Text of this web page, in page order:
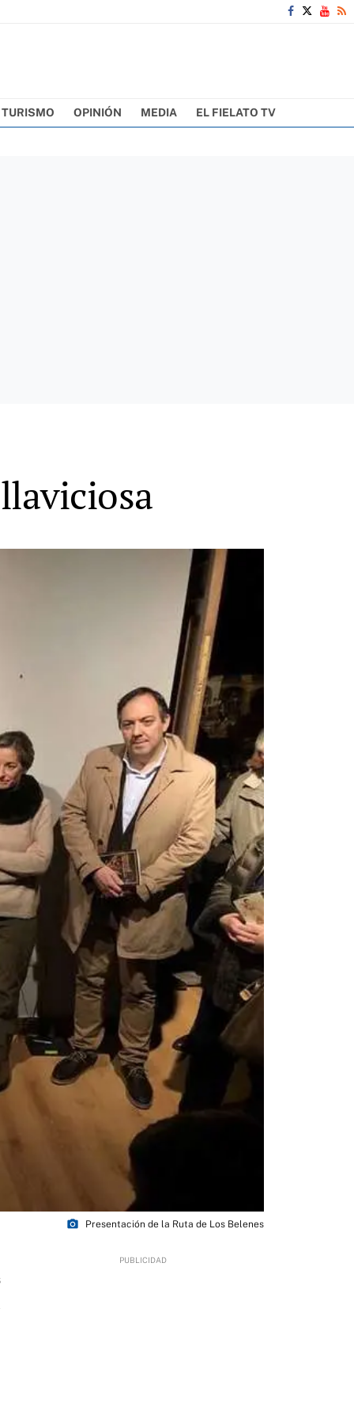
TURISMO OPINIÓN MEDIA EL FIELATO TV
photo_camera Presentación de la Ruta de Los Belenes